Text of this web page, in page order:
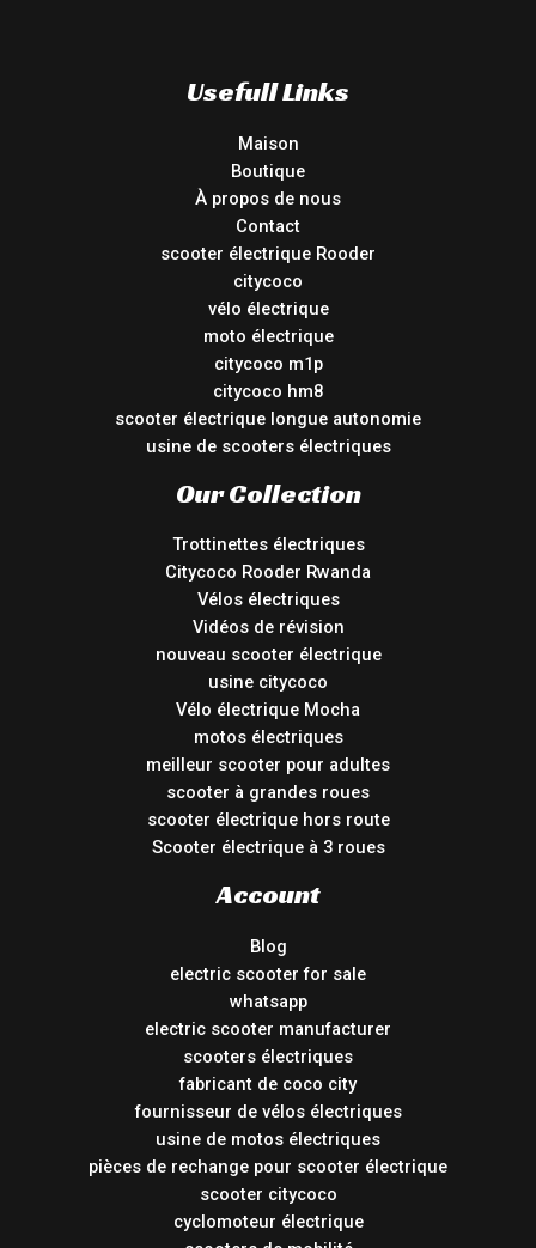
Usefull Links
Maison
Boutique
À propos de nous
Contact
scooter électrique Rooder
citycoco
vélo électrique
moto électrique
citycoco m1p
citycoco hm8
scooter électrique longue autonomie
usine de scooters électriques
Our Collection
Trottinettes électriques
Citycoco Rooder Rwanda
Vélos électriques
Vidéos de révision
nouveau scooter électrique
usine citycoco
Vélo électrique Mocha
motos électriques
meilleur scooter pour adultes
scooter à grandes roues
scooter électrique hors route
Scooter électrique à 3 roues
Account
Blog
electric scooter for sale
whatsapp
electric scooter manufacturer
scooters électriques
fabricant de coco city
fournisseur de vélos électriques
usine de motos électriques
pièces de rechange pour scooter électrique
scooter citycoco
cyclomoteur électrique